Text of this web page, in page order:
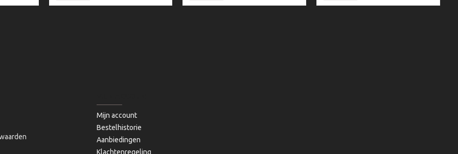
Mijn account
Bestelhistorie
Aanbiedingen
Klachtenregeling